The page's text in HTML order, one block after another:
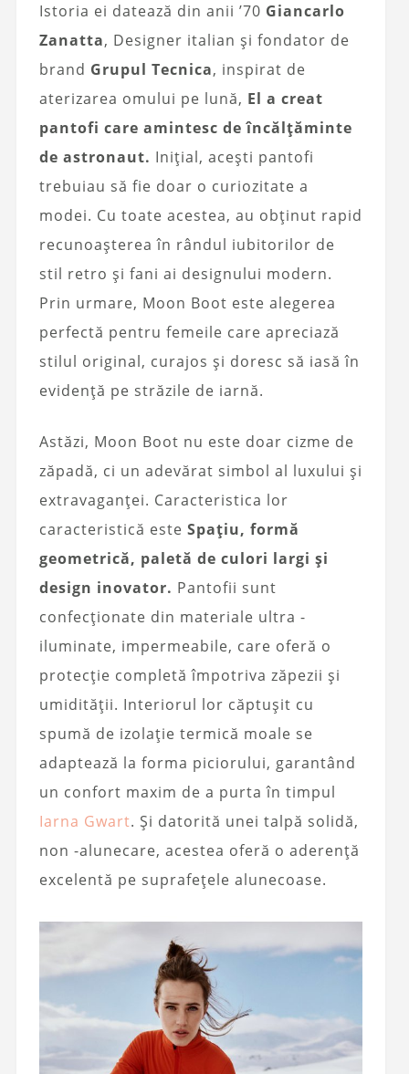
Istoria ei datează din anii ’70 Giancarlo
Zanatta, Designer italian și fondator de
brand Grupul Tecnica, inspirat de
aterizarea omului pe lună, El a creat
pantofi care amintesc de încălțăminte
de astronaut. Inițial, acești pantofi
trebuiau să fie doar o curiozitate a
modei. Cu toate acestea, au obținut rapid
recunoașterea în rândul iubitorilor de
stil retro și fani ai designului modern.
Prin urmare, Moon Boot este alegerea
perfectă pentru femeile care apreciază
stilul original, curajos și doresc să iasă în
evidență pe străzile de iarnă.
Astăzi, Moon Boot nu este doar cizme de
zăpadă, ci un adevărat simbol al luxului și
extravaganței. Caracteristica lor
caracteristică este Spațiu, formă
geometrică, paletă de culori largi și
design inovator. Pantofii sunt
confecționate din materiale ultra -
iluminate, impermeabile, care oferă o
protecție completă împotriva zăpezii și
umidității. Interiorul lor căptușit cu
spumă de izolație termică moale se
adaptează la forma piciorului, garantând
un confort maxim de a purta în timpul
Iarna Gwart. Și datorită unei talpă solidă,
non -alunecare, acestea oferă o aderență
excelentă pe suprafețele alunecoase.